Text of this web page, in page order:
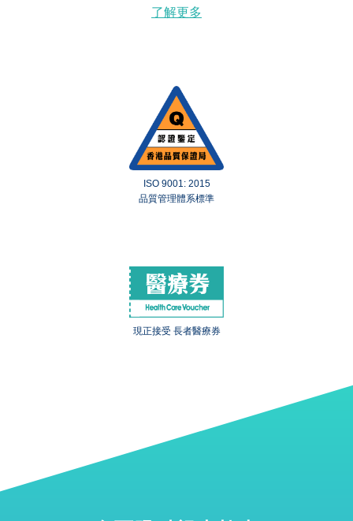
了解更多
ISO 9001: 2015
品質管理體系標準
現正接受 長者醫療券